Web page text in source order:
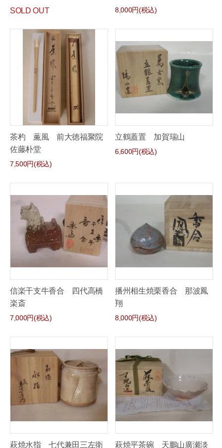
SOLD OUT
8,000円(税込)
茶杓 薫風 前大徳福聚院
佐藤朴堂
7,500円(税込)
立鶴蓋置 加賀瑞山
6,600円(税込)
信楽干支牛香合 四代高橋
楽斎
7,000円(税込)
播州相生焼栗香合 那波鳳
翔
8,000円(税込)
萩焼水指 七代兼田三左衛 萩焼平茶碗 天鵬山廣瀬淡